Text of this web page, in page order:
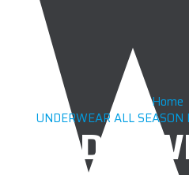
Home
UNDERWEAR ALL